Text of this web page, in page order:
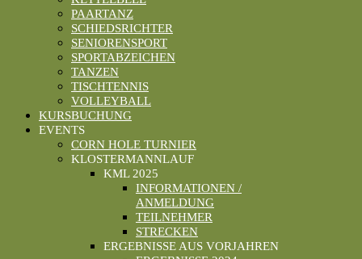
PAARTANZ
SCHIEDSRICHTER
SENIORENSPORT
SPORTABZEICHEN
TANZEN
TISCHTENNIS
VOLLEYBALL
KURSBUCHUNG
EVENTS
CORN HOLE TURNIER
KLOSTERMANNLAUF
KML 2025
INFORMATIONEN /
ANMELDUNG
TEILNEHMER
STRECKEN
ERGEBNISSE AUS VORJAHREN